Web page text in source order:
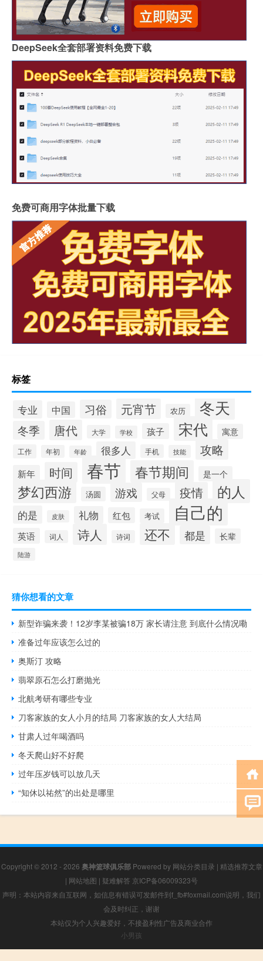
DeepSeek全套部署资料免费下载
免费可商用字体批量下载
标签
专业 中国 习俗 元宵节 农历 冬天
冬季 唐代 大学 学校 孩子 宋代 寓意
工作 年初 年龄 很多人 手机 技能 攻略
新年 时间 春节 春节期间 是一个
梦幻西游 汤圆 游戏 父母 疫情 的人
的是 皮肤 礼物 红包 考试 自己的
英语 词人 诗人 诗词 还不 都是 长辈
陆游
猜你想看的文章
新型诈骗来袭！12岁李某被骗18万 家长请注意 到底什么情况嘞
准备过年应该怎么过的
奥斯汀 攻略
翡翠原石怎么打磨抛光
北航考研有哪些专业
刀客家族的女人小月的结局 刀客家族的女人大结局
甘肃人过年喝酒吗
冬天爬山好不好爬
过年压岁钱可以放几天
“知休以祐然”的出处是哪里
Copyright © 2012 - 2026 奥神篮球俱乐部Powered by 网站分类目录 | 精选推荐文章
| 网站地图 | 疑难解答 京ICP备06009323号
声明：本站内容来自互联网，如信息有错误可发邮件到f_fb#foxmail.com说明，我们
会及时纠正，谢谢
本站仅为个人兴趣爱好，不接盈利性广告及商业合作
小男孩